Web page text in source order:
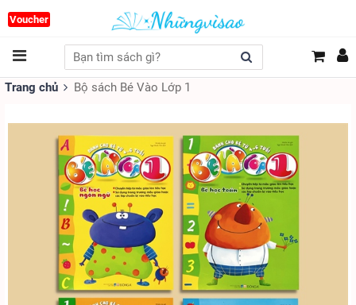
Voucher
Trang chủ Bộ sách Bé Vào Lớp 1